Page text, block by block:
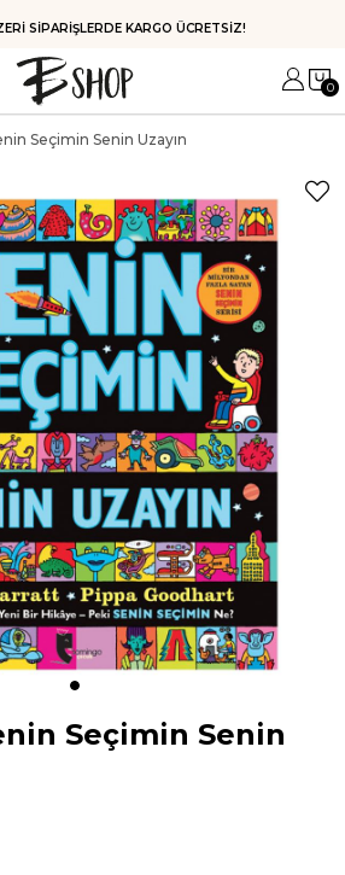
HIZLI KARGO
0
Seçimin Senin Uzayın
Seçimin Senin